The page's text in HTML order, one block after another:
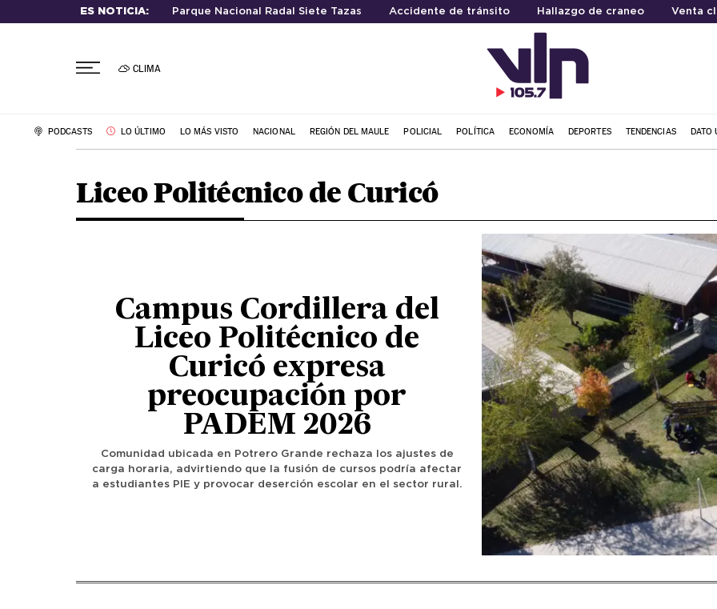
ES NOTICIA: Parque Nacional Radal Siete Tazas Accidente de tránsito Hallazgo de craneo Venta
CLIMA
PODCASTS LO ÚLTIMO LO MÁS VISTO NACIONAL REGIÓN DEL MAULE POLICIAL POLÍTICA ECONOMÍA DEPORTES TENDENCIAS DATO
Liceo Politécnico de Curicó
Campus Cordillera del
Liceo Politécnico de
Curicó expresa
preocupación por
PADEM 2026
Comunidad ubicada en Potrero Grande rechaza los ajustes de
carga horaria, advirtiendo que la fusión de cursos podría afectar
a estudiantes PIE y provocar deserción escolar en el sector rural.